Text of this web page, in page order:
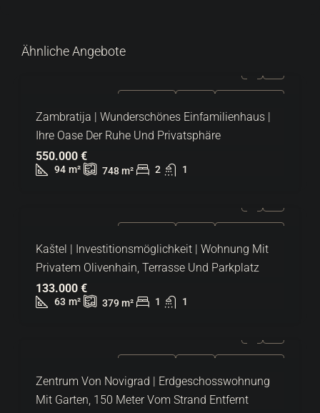
Ähnliche Angebote
Zambratija | Wunderschönes Einfamilienhaus |
Ihre Oase Der Ruhe Und Privatsphäre
550.000 €
94 m² 748m² 2 1
Kaštel | Investitionsmöglichkeit | Wohnung Mit
Privatem Olivenhain, Terrasse Und Parkplatz
133.000 €
63 m² 379m² 1 1
Zentrum Von Novigrad | Erdgeschosswohnung
Mit Garten, 150 Meter Vom Strand Entfernt